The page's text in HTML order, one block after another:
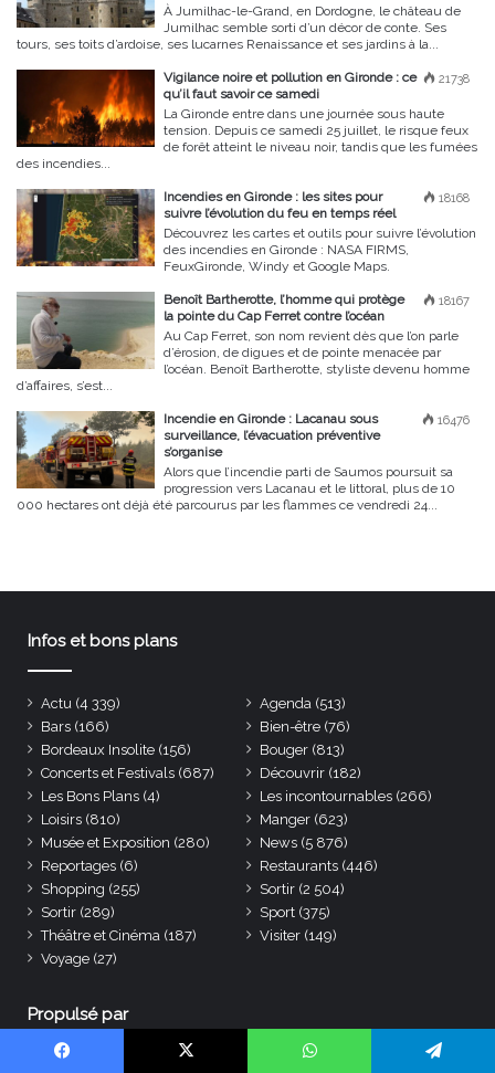
À Jumilhac-le-Grand, en Dordogne, le château de
Jumilhac semble sorti d’un décor de conte. Ses
tours, ses toits d’ardoise, ses lucarnes Renaissance et ses jardins à la...
21738
Vigilance noire et pollution en Gironde : ce
qu’il faut savoir ce samedi
La Gironde entre dans une journée sous haute
tension. Depuis ce samedi 25 juillet, le risque feux
de forêt atteint le niveau noir, tandis que les fumées
des incendies...
18168
Incendies en Gironde : les sites pour
suivre l’évolution du feu en temps réel
Découvrez les cartes et outils pour suivre l’évolution
des incendies en Gironde : NASA FIRMS,
FeuxGironde, Windy et Google Maps.
18167
Benoît Bartherotte, l’homme qui protège
la pointe du Cap Ferret contre l’océan
Au Cap Ferret, son nom revient dès que l’on parle
d’érosion, de digues et de pointe menacée par
l’océan. Benoît Bartherotte, styliste devenu homme
d’affaires, s’est...
16476
Incendie en Gironde : Lacanau sous
surveillance, l’évacuation préventive
s’organise
Alors que l’incendie parti de Saumos poursuit sa
progression vers Lacanau et le littoral, plus de 10
000 hectares ont déjà été parcourus par les flammes ce vendredi 24...
Infos et bons plans
Actu (4 339) Agenda (513)
Bars (166) Bien-être (76)
Bordeaux Insolite (156) Bouger (813)
Concerts et Festivals (687) Découvrir (182)
Les Bons Plans (4) Les incontournables (266)
Loisirs (810) Manger (623)
Musée et Exposition (280) News (5 876)
Reportages (6) Restaurants (446)
Shopping (255) Sortir (2 504)
Sortir (289) Sport (375)
Théâtre et Cinéma (187) Visiter (149)
Voyage (27)
Propulsé par